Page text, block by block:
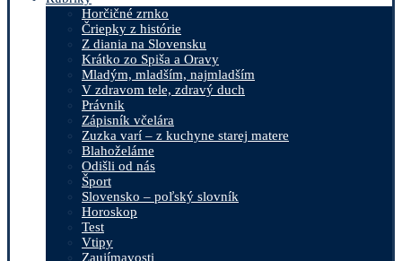
Horčičné zrnko
Čriepky z histórie
Z diania na Slovensku
Krátko zo Spiša a Oravy
Mladým, mladším, najmladším
V zdravom tele, zdravý duch
Právnik
Zápisník včelára
Zuzka varí – z kuchyne starej matere
Blahoželáme
Odišli od nás
Šport
Slovensko – poľský slovník
Horoskop
Test
Vtipy
Zaujímavosti